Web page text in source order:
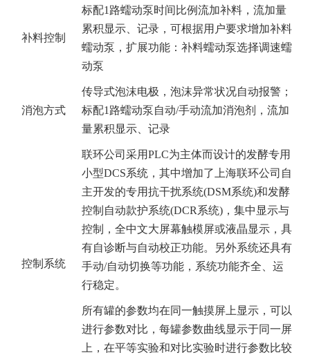
补料控制
标配1路蠕动泵时间比例流加补料，流加量
累积显示、记录，可根据用户要求增加补料
蠕动泵，扩展功能：补料蠕动泵选择调速蠕
动泵
消泡方式
传导式泡沫电极，泡沫异常状况自动报警；
标配1路蠕动泵自动/手动流加消泡剂，流加
量累积显示、记录
控制系统
联环公司采用PLC为主体而设计的发酵专用
小型DCS系统，其中增加了上海联环公司自
主开发的专用抗干扰系统(DSM系统)和发酵
控制自动款护系统(DCR系统)，集中显示与
控制，全中文大屏幕触模屏或液晶显示，具
有自诊断与自动校正功能。另外系统还具有
手动/自动切换等功能，系统功能齐全、运
行稳定。
所有罐的参数均在同一触摸屏上显示，可以
进行参数对比，每罐参数曲线显示于同一屏
上，在平等实验和对比实验时进行参数比较